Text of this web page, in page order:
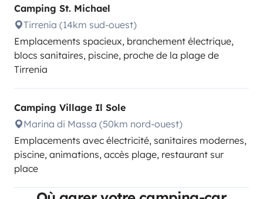
Camping St. Michael
Tirrenia (14km sud-ouest)
Emplacements spacieux, branchement électrique,
blocs sanitaires, piscine, proche de la plage de
Tirrenia
Camping Village Il Sole
Marina di Massa (50km nord-ouest)
Emplacements avec électricité, sanitaires modernes,
piscine, animations, accès plage, restaurant sur
place